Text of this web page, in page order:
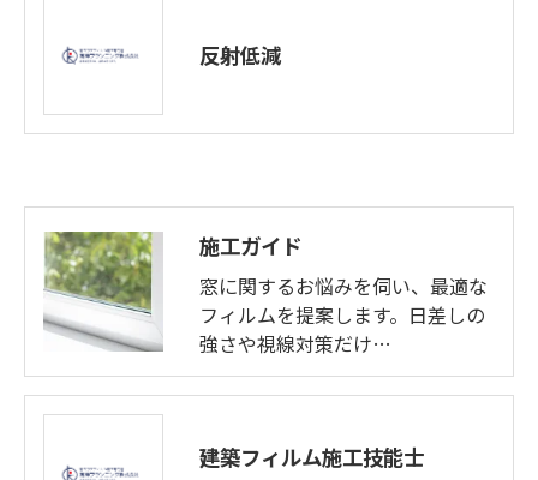
反射低減
施工ガイド
窓に関するお悩みを伺い、最適な
フィルムを提案します。日差しの
強さや視線対策だけ…
建築フィルム施工技能士